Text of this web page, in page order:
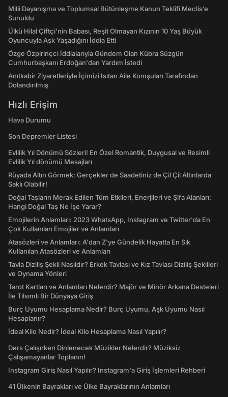
Milli Dayanışma ve Toplumsal Bütünleşme Kanun Teklifi Meclis’e
Sunuldu
Ülkü Hilal Çiftçi'nin Babası, Reşit Olmayan Kızının 10 Yaş Büyük
Oyuncuyla Aşk Yaşadığını İddia Etti
Özge Özpirinçci İddialarıyla Gündem Olan Kübra Süzgün
Cumhurbaşkanı Erdoğan'dan Yardım İstedi
Anıtkabir Ziyaretleriyle İçimizi Isıtan Aile Komşuları Tarafından
Dolandırılmış
Hızlı Erişim
Hava Durumu
Son Depremler Listesi
Evlilik Yıl Dönümü Sözleri! En Özel Romantik, Duygusal ve Resimli
Evlilik Yıl dönümü Mesajları
Rüyada Altın Görmek: Gerçekler de Saadetiniz de Çil Çil Altınlarda
Saklı Olabilir!
Doğal Taşların Merak Edilen Tüm Etkileri, Enerjileri ve Şifa Alanları:
Hangi Doğal Taş Ne İşe Yarar?
Emojilerin Anlamları: 2023 WhatsApp, Instagram ve Twitter'da En
Çok Kullanılan Emojiler ve Anlamları
Atasözleri ve Anlamları: A'dan Z'ye Gündelik Hayatta En Sık
Kullanılan Atasözleri ve Anlamları
Tavla Diziliş Şekli Nasıldır? Erkek Tavlası ve Kız Tavlası Diziliş Şekilleri
ve Oynama Yönleri
Tarot Kartları ve Anlamları Nelerdir? Majör ve Minör Arkana Desteleri
İle Tılsımlı Bir Dünyaya Giriş
Burç Uyumu Hesaplama Nedir? Burç Uyumu, Aşk Uyumu Nasıl
Hesaplanır?
İdeal Kilo Nedir? İdeal Kilo Hesaplama Nasıl Yapılır?
Ders Çalışırken Dinlenecek Müzikler Nelerdir? Müziksiz
Çalışamayanlar Toplanın!
Instagram Giriş Nasıl Yapılır? Instagram'a Giriş İşlemleri Rehberi
41 Ülkenin Bayrakları ve Ülke Bayraklarının Anlamları